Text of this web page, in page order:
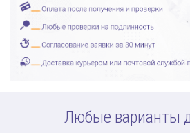
Любые варианты